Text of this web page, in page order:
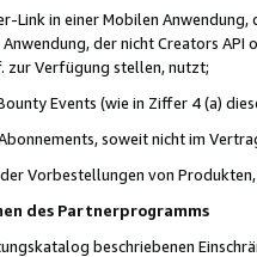
Link in einer Mobilen
der nicht Creators
zur Verfügung stellen, nutzt;
Events (wie in Ziffer 4 (a)
soweit nicht im
Vorbestellungen von
des Partnerprogramms
beschriebenen